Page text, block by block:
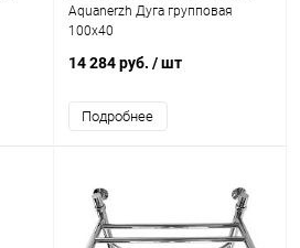
Aquanerzh Дуга групповая
100х40
14 284 руб. / шт
Подробнее